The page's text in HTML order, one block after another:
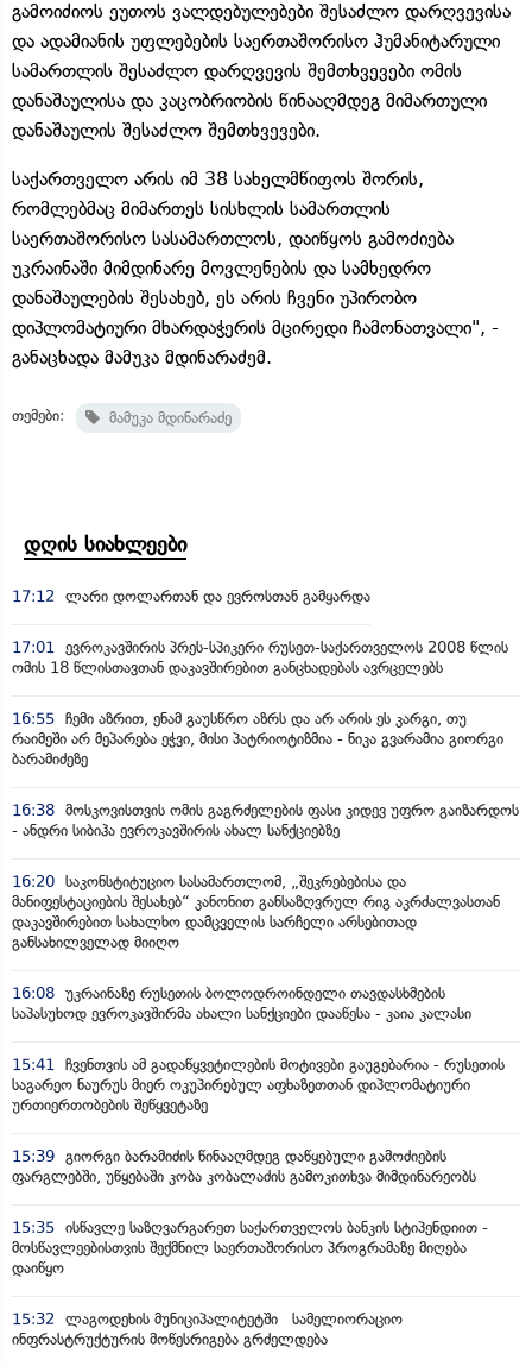
გამოიძიოს ეუთოს ვალდებულებები შესაძლო დარღვევისა
და ადამიანის უფლებების საერთაშორისო ჰუმანიტარული
სამართლის შესაძლო დარღვევის შემთხვევები ომის
დანაშაულისა და კაცობრიობის წინააღმდეგ მიმართული
დანაშაულის შესაძლო შემთხვევები.
საქართველო არის იმ 38 სახელმწიფოს შორის,
რომლებმაც მიმართეს სისხლის სამართლის
საერთაშორისო სასამართლოს, დაიწყოს გამოძიება
უკრაინაში მიმდინარე მოვლენების და სამხედრო
დანაშაულების შესახებ, ეს არის ჩვენი უპირობო
დიპლომატიური მხარდაჭერის მცირედი ჩამონათვალი", -
განაცხადა მამუკა მდინარაძემ.
თემები: მამუკა მდინარაძე
დღის სიახლეები
17:12 ლარი დოლართან და ევროსთან გამყარდა
17:01 ევროკავშირის პრეს-სპიკერი რუსეთ-საქართველოს 2008 წლის
ომის 18 წლისთავთან დაკავშირებით განცხადებას ავრცელებს
16:55 ჩემი აზრით, ენამ გაუსწრო აზრს და არ არის ეს კარგი, თუ
რაიმეში არ მეპარება ეჭვი, მისი პატრიოტიზმია - ნიკა გვარამია გიორგი
ბარამიძეზე
16:38 მოსკოვისთვის ომის გაგრძელების ფასი კიდევ უფრო გაიზარდოს
- ანდრი სიბიჰა ევროკავშირის ახალ სანქციებზე
16:20 საკონსტიტუციო სასამართლომ, „შეკრებებისა და
მანიფესტაციების შესახებ“ კანონით განსაზღვრულ რიგ აკრძალვასთან
დაკავშირებით სახალხო დამცველის სარჩელი არსებითად
განსახილველად მიიღო
16:08 უკრაინაზე რუსეთის ბოლოდროინდელი თავდასხმების
საპასუხოდ ევროკავშირმა ახალი სანქციები დააწესა - კაია კალასი
15:41 ჩვენთვის ამ გადაწყვეტილების მოტივები გაუგებარია - რუსეთის
საგარეო ნაურუს მიერ ოკუპირებულ აფხაზეთთან დიპლომატიური
ურთიერთობების შეწყვეტაზე
15:39 გიორგი ბარამიძის წინააღმდეგ დაწყებული გამოძიების
ფარგლებში, უწყებაში კობა კობალაძის გამოკითხვა მიმდინარეობს
15:35 ისწავლე საზღვარგარეთ საქართველოს ბანკის სტიპენდიით -
მოსწავლეებისთვის შექმნილ საერთაშორისო პროგრამაზე მიღება
დაიწყო
15:32 ლაგოდეხის მუნიციპალიტეტში სამელიორაციო
ინფრასტრუქტურის მოწესრიგება გრძელდება